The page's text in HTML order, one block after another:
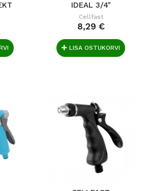
IDEAL 3/4"
KOMPLEKT
Cellfast
8,29 €
LISA OSTUKORVI